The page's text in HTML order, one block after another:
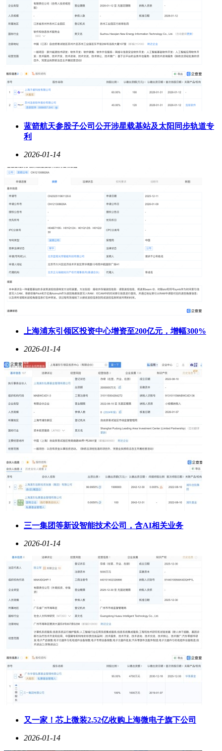
蓝箭航天参股子公司公开涉星载基站及太阳同步轨道专
利
2026-01-14
上海浦东引领区投资中心增资至200亿元，增幅300%
2026-01-14
三一集团等新设智能技术公司，含AI相关业务
2026-01-14
又一家！芯上微装2.52亿收购上海微电子旗下公司
2026-01-14